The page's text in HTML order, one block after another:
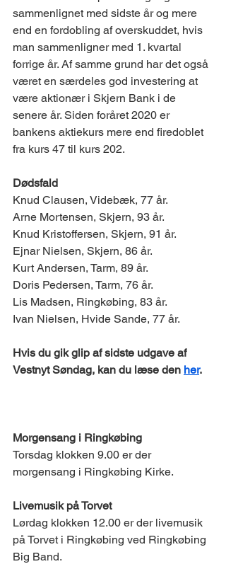
sammenlignet med sidste år og mere
end en fordobling af overskuddet, hvis
man sammenligner med 1. kvartal
forrige år. Af samme grund har det også
været en særdeles god investering at
være aktionær i Skjern Bank i de
senere år. Siden foråret 2020 er
bankens aktiekurs mere end firedoblet
fra kurs 47 til kurs 202.
Dødsfald
​Knud Clausen, Videbæk, 77 år.
Arne Mortensen, Skjern, 93 år.
Knud Kristoffersen, Skjern, 91 år.
Ejnar Nielsen, Skjern, 86 år.
Kurt Andersen, Tarm, 89 år.
Doris Pedersen, Tarm, 76 år.
Lis Madsen, Ringkøbing, 83 år.
Ivan Nielsen, Hvide Sande, 77 år.
Hvis du gik glip af sidste udgave af
Vestnyt Søndag, kan du læse den her.
Morgensang i Ringkøbing
Torsdag klokken 9.00 er der
morgensang i Ringkøbing Kirke.
Livemusik på Torvet
Lørdag klokken 12.00 er der livemusik
på Torvet i Ringkøbing ved Ringkøbing
Big Band.